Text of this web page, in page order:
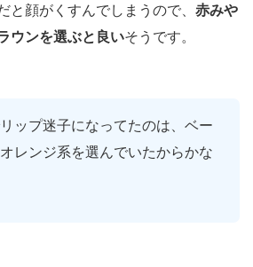
と顔がくすんでしまうので、 赤みや
ウンを選ぶと良いそうです。
ップ迷子になってたのは、ベー
レンジ系を選んでいたからかな